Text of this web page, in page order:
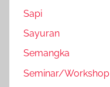
Sapi
Sayuran
Semangka
Seminar/Workshop